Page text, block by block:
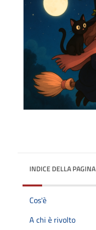
INDICE DELLA PAGINA
Cos'è
A chi è rivolto